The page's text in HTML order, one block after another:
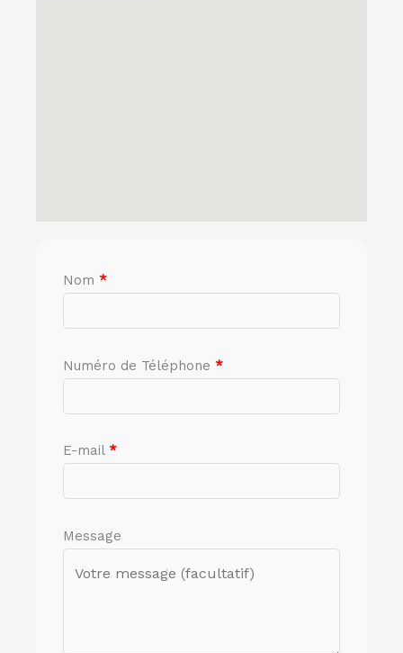
Nom *
Numéro de Téléphone *
E-mail *
Message